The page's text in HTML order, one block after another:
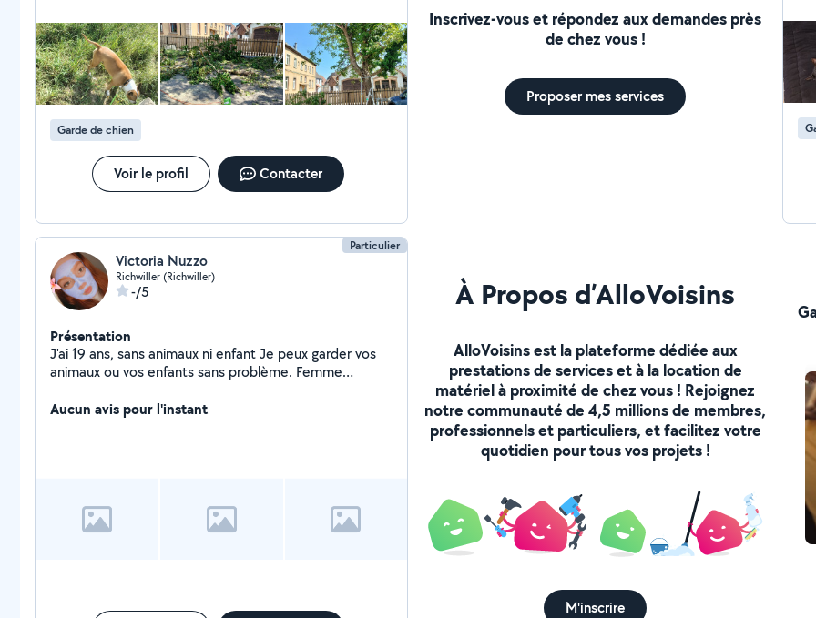
Garde de chien
Voir le profil Contacter
Inscrivez-vous et répondez aux demandes près
de chez vous !
Proposer mes services
Particulier
Victoria Nuzzo
Richwiller (Richwiller)
-/5
Présentation
J'ai 19 ans, sans animaux ni enfant Je peux garder vos
animaux ou vos enfants sans problème. Femme
83.44
Aucun avis pour l'instant
À Propos d’AlloVoisins
AlloVoisins est la plateforme dédiée aux
prestations de services et à la location de
matériel à proximité de chez vous ! Rejoignez
notre communauté de 4,5 millions de membres,
professionnels et particuliers, et facilitez votre
quotidien pour tous vos projets !
M'inscrire